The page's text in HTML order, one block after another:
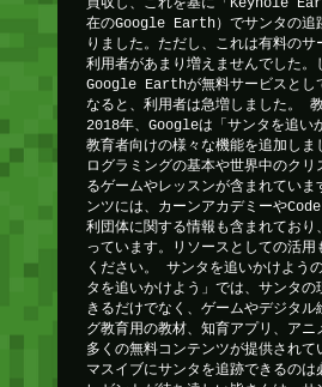
在のGoogle Earth）でサンタの追
りました。ただし、これは有料のサ
利用者があまり増えませんでした。
Google Earthが無料サービスとし
なると、利用者は急増しました。
2018年、Googleは「サンタを追い
教育者向けの様々な機能を追加しま
ログラミングの基本や世界中のク
るゲームやレッスンが含まれていま
ンツには、カーンアカデミーや
利団体に関する情報も含まれており
っています。リソースとしての活用
ください。 サンタを追いかけよう
タを追いかけよう」では、サンタ
きるだけでなく、ゲームやデジタル
グ教育用の教材、知育アプリ、ア
多くの無料コンテンツが提供されて
マスイブにサンタを追跡できるの